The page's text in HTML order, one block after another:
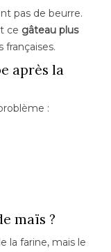
pas de beurre.
ce gâteau plus
françaises.
après la
:
maïs ?
la farine, mais le